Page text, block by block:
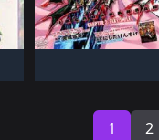
NHậT BảN
ĐANG TIếN HàNH
1 2